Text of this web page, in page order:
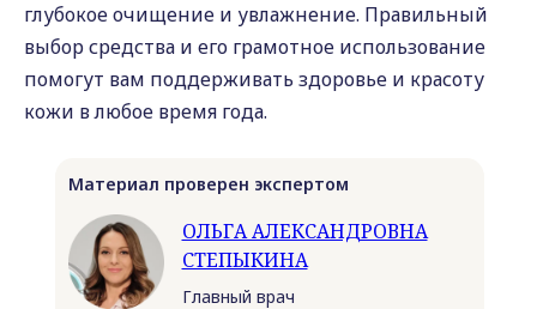
глубокое очищение и увлажнение. Правильный
выбор средства и его грамотное использование
помогут вам поддерживать здоровье и красоту
кожи в любое время года.
ОЛЬГА АЛЕКСАНДРОВНА
СТЕПЫКИНА
Материал проверен экспертом
Главный врач